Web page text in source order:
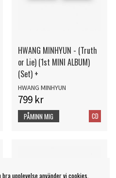
HWANG MINHYUN - (Truth
or Lie) (1st MINI ALBUM)
(Set) +
HWANG MINHYUN
799 kr
CD
PÅMINN MIG
upplevelse använder vi cookies.